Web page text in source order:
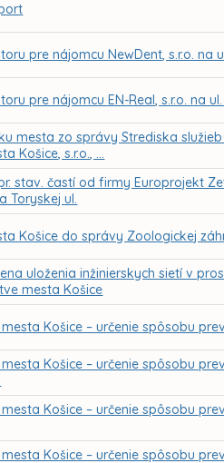
pre nájomcu NewDent, s.r.o. na
pre nájomcu EN-Real, s.r.o. na
mesta zo správy Strediska
Košice, s.r.o., ...
stav. častí od firmy Europrojekt
Toryskej ul.
Košice do správy Zoologickej
uloženia inžinierskych sietí v
mesta Košice
Košice – určenie spôsobu
Košice – určenie spôsobu
Košice – určenie spôsobu
Košice – určenie spôsobu